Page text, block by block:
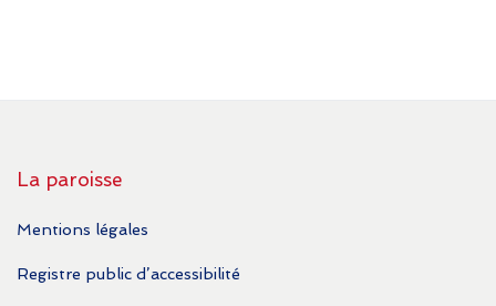
La paroisse
Mentions légales
Registre public d’accessibilité